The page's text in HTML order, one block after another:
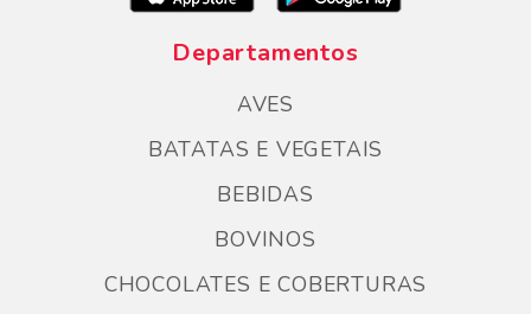
Departamentos
AVES
BATATAS E VEGETAIS
BEBIDAS
BOVINOS
CHOCOLATES E COBERTURAS